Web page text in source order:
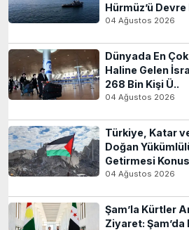
Hürmüz’ü Devre
04 Ağustos 2026
Dünyada En
Haline Gelen
268 Bin Kişi Ü..
04 Ağustos 2026
Türkiye, Katar
Doğan
Getirmesi
04 Ağustos 2026
Şam’la Kürtler
Ziyaret: Şam’da